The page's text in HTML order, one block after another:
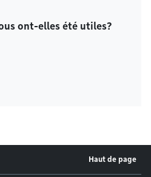
ont-elles été utiles?
Haut de page